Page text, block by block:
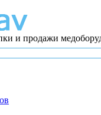
и продажи